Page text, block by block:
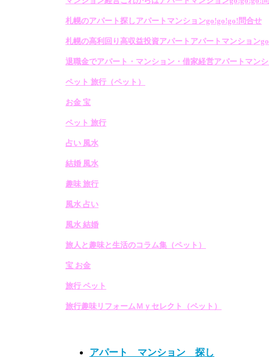
札幌のアパート探しアパートマンションgo!go!go!問合せ
札幌の高利回り高収益投資アパートアパートマンション
退職金でアパート・マンション・借家経営アパートマン
ペット 旅行（ペット）
お金 宝
ペット 旅行
占い 風水
結婚 風水
趣味 旅行
風水 占い
風水 結婚
旅人と趣味と生活のコラム集（ペット）
宝 お金
旅行 ペット
旅行趣味リフォームＭｙセレクト（ペット）
アパート マンション 探し